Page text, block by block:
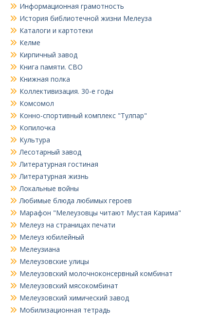
Информационная грамотность
История библиотечной жизни Мелеуза
Каталоги и картотеки
Келме
Кирпичный завод
Книга памяти. СВО
Книжная полка
Коллективизация. 30-е годы
Комсомол
Конно-спортивный комплекс "Тулпар"
Копилочка
Культура
Лесотарный завод
Литературная гостиная
Литературная жизнь
Локальные войны
Любимые блюда любимых героев
Марафон "Мелеузовцы читают Мустая Карима"
Мелеуз на страницах печати
Мелеуз юбилейный
Мелеузиана
Мелеузовские улицы
Мелеузовский молочноконсервный комбинат
Мелеузовский мясокомбинат
Мелеузовский химический завод
Мобилизационная тетрадь